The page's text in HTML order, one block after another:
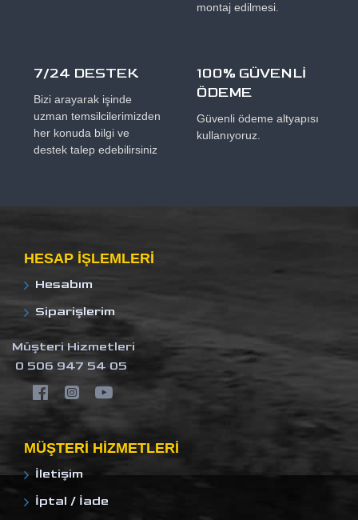
montaj edilmesi.
7/24 DESTEK
Bizi arayarak işinde
uzman temsilcilerimizden
her konuda bilgi ve
destek talep edebilirsiniz
100% GÜVENLİ
ÖDEME
Güvenli ödeme altyapısı
kullanıyoruz.
HESAP IŞLEMLERI
Hesabım
Siparişlerim
Müşteri Hizmetleri
0 506 947 54 05
MÜŞTERI HIZMETLERI
İletişim
İptal / İade